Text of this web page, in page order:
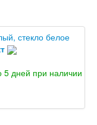
5 дней при наличии